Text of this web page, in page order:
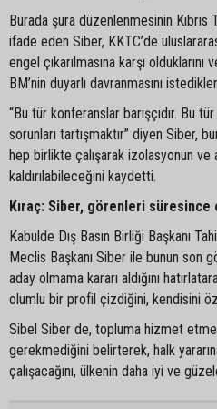
Burada şura düzenlenmesinin Kıbrıs
ifade eden Siber, KKTC’de
engel çıkarılmasına karşı
BM’nin duyarlı davranmasını
“Bu tür konferanslar barışçıdır. Bu
sorunları tartışmaktır” diyen Siber,
hep birlikte çalışarak izolasyonun ve
kaldırılabileceğini kaydetti.
Kıraç: Siber, görenleri
Kabulde Dış Basın Birliği Başkanı
Meclis Başkanı Siber ile bunun son
aday olmama kararı aldığını
olumlu bir profil çizdiğini, kendisini
Sibel Siber de, topluma hizmet
gerekmediğini belirterek, halk
çalışacağını, ülkenin daha iyi ve